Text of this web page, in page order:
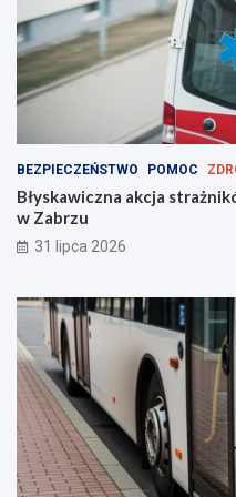
BEZPIECZEŃSTWO POMOC
Błyskawiczna akcja
w Zabrzu
31 lipca 2026